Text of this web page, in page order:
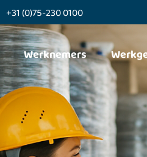
+31 (0)75-230 0100
Werknemers